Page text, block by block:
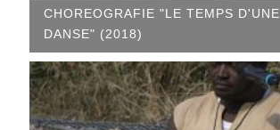
CHOREOGRAFIE "LE TEMPS D'UNE
DANSE" (2018)